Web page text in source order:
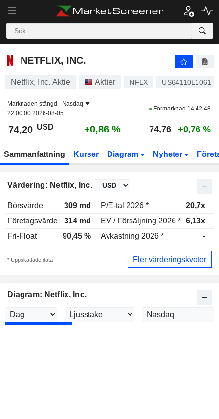
NETFLIX, INC.
NETFLIX, INC.
Netflix, Inc. Aktie Aktier NFLX US64110L1061
Marknaden stängd - Nasdaq
22.00.00 2026-08-05
Förmarknad 14.42.48
74,20 USD +0,86 % 74,76 +0,76 %
Sammanfattning Kurser Diagram Nyheter
Värdering: Netflix, Inc.
Börsvärde 309 md P/E-tal 2026 * 20,7x
Företagsvärde
314 md EV / Försäljning 2026 * 6,13x
Fri-Float
90,45 % Avkastning 2026 * -
* Uppskattade data Fler värderingskvoter
Diagram: Netflix, Inc.